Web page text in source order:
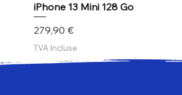
iPhone 13 Mini 128 Go
Prix
279,90 €
TVA Incluse